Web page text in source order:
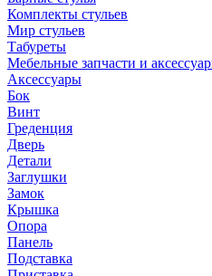
Комплекты стульев
Мир стульев
Табуреты
Мебельные запчасти и
Аксессуары
Бок
Винт
Греденция
Дверь
Детали
Заглушки
Замок
Крышка
Опора
Панель
Подставка